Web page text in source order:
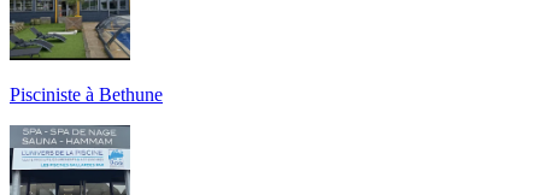
Pisciniste à Bethune